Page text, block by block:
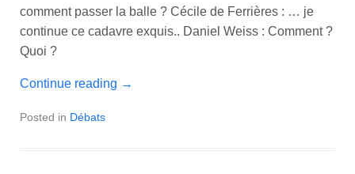
comment passer la balle ? Cécile de Ferrières : … je
continue ce cadavre exquis.. Daniel Weiss : Comment ?
Quoi ?
Continue reading →
Posted in Débats